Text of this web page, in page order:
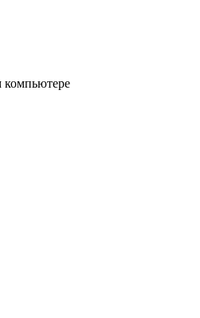
компьютере